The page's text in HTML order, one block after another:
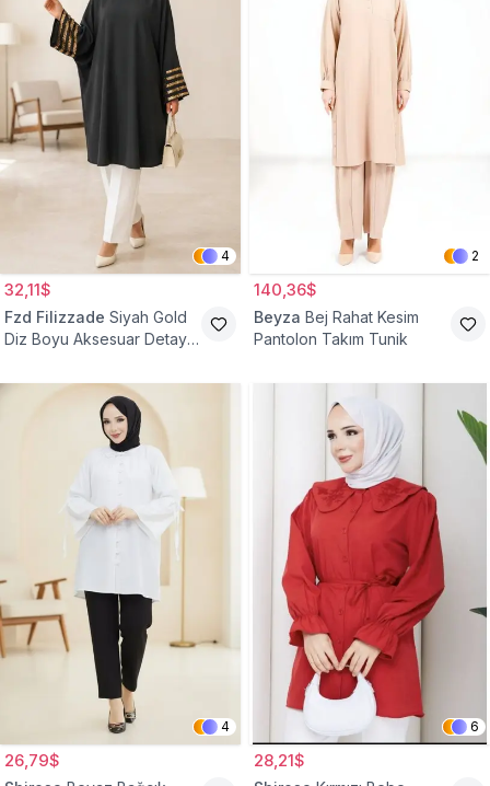
4
32,11$
Fzd Filizzade Siyah Gold
Diz Boyu Aksesuar Detaylı
2
140,36$
Beyza Bej Rahat Kesim
Pantolon Takım Tunik
4
26,79$
6
28,21$